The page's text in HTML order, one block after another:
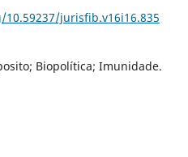
jurisfib.v16i16.835
Biopolítica; Imunidade.